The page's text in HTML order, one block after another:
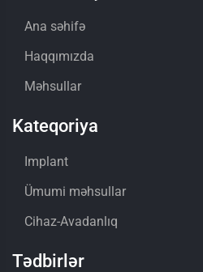
Ana səhifə
Haqqımızda
Məhsullar
Kateqoriya
Implant
Ümumi məhsullar
Cihaz-Avadanlıq
Tədbirlər